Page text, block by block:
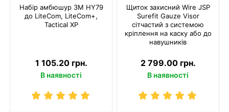
Набір амбюшур 3M HY79
до LiteCom, LiteCom+,
Tactical XP
1 105.20 грн.
В наявності
Щиток захисний Wire JSP
Surefit Gauze Visor
сітчастий з системою
кріплення на каску або до
навушників
2 799.00 грн.
В наявності